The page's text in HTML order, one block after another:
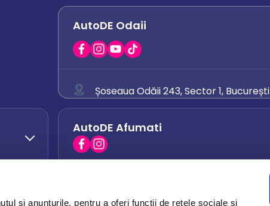
și anunțurile, pentru a oferi funcții de rețele sociale și
AutoDE Odaii
Șoseaua Odăii 243, Sector 1, București
0742 444 194
office.odaii@autode.ro
AutoDE Afumati